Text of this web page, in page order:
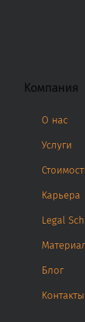
Компания
О нас
Услуги
Карьера
Legal
Блог
Контакты